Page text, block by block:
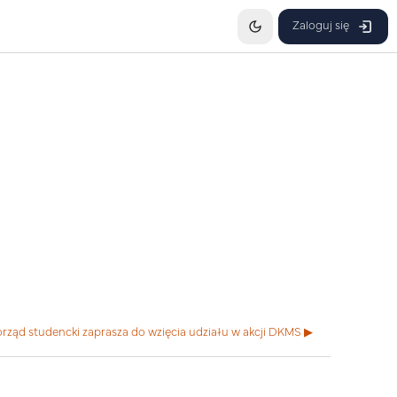
Zaloguj się
studencki zaprasza do wzięcia udziału w akcji DKMS ▶︎